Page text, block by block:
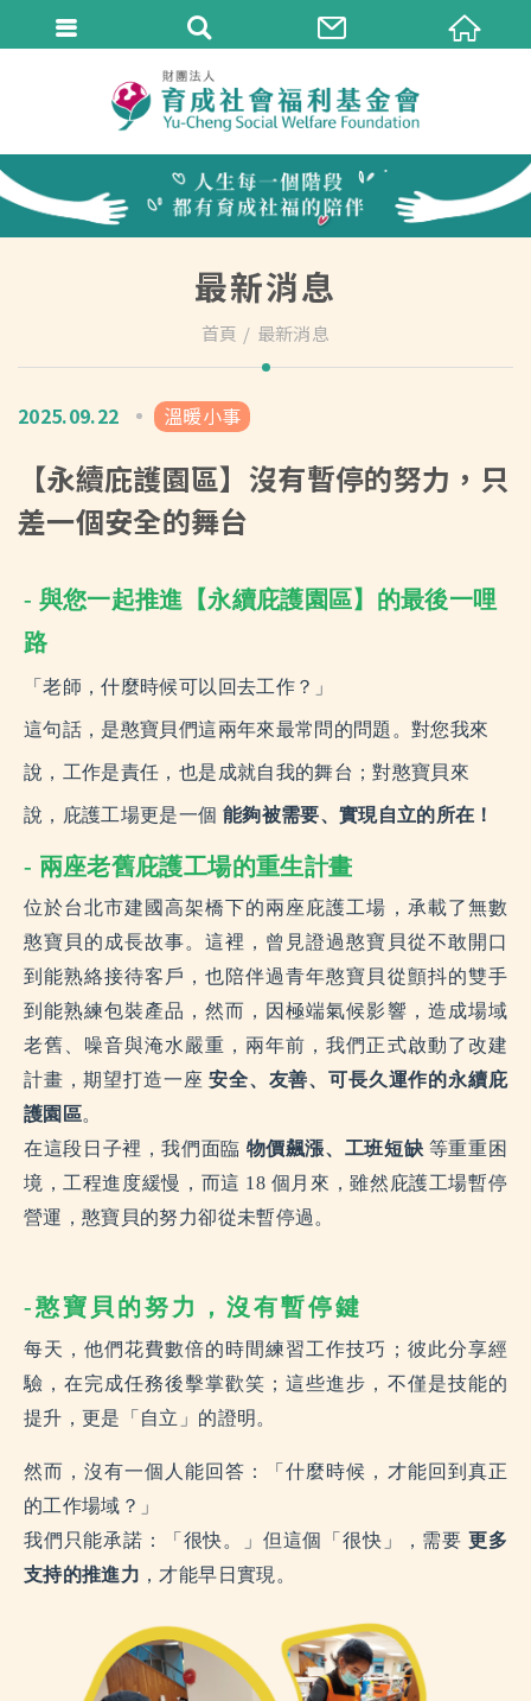
最新消息
首頁 最新消息
2025.09.22 溫暖小事
【永續庇護園區】沒有暫停的努力，只
差一個安全的舞台
- 與您一起推進【永續庇護園區】的最後一哩
路
「老師，什麼時候可以回去工作？」
這句話，是憨寶貝們這兩年來最常問的問題。對您我來
說，工作是責任，也是成就自我的舞台；對憨寶貝來
說，庇護工場更是一個 能夠被需要、實現自立的所在！
- 兩座老舊庇護工場的重生計畫
位於台北市建國高架橋下的兩座庇護工場，承載了無數
憨寶貝的成長故事。這裡，曾見證過憨寶貝從不敢開口
到能熟絡接待客戶，也陪伴過青年憨寶貝從顫抖的雙手
到能熟練包裝產品，然而，因極端氣候影響，造成場域
老舊、噪音與淹水嚴重，兩年前，我們正式啟動了改建
計畫，期望打造一座安全、友善、可長久運作的永續庇
護園區。
在這段日子裡，我們面臨 物價飆漲、工班短缺 等重重困
境，工程進度緩慢，而這 18 個月來，雖然庇護工場暫停
營運，憨寶貝的努力卻從未暫停過。
-憨寶貝的努力，沒有暫停鍵
每天，他們花費數倍的時間練習工作技巧；彼此分享經
驗，在完成任務後擊掌歡笑；這些進步，不僅是技能的
提升，更是「自立」的證明。
然而，沒有一個人能回答：「什麼時候，才能回到真正
的工作場域？」
我們只能承諾：「很快。」但這個「很快」，需要 更多
支持的推進力 ，才能早日實現。